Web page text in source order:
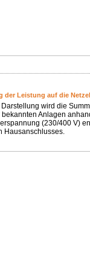
der Leistung auf die
Darstellung wird die
bekannten Anlagen
(230/400 V)
Hausanschlusses.